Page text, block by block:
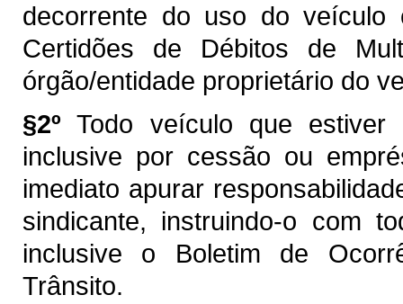
decorrente do uso do veículo
Certidões de Débitos de
órgão/entidade proprietário do
§2º Todo veículo que
inclusive por cessão ou
imediato apurar
sindicante, instruindo-o com
inclusive o Boletim de
Trânsito.